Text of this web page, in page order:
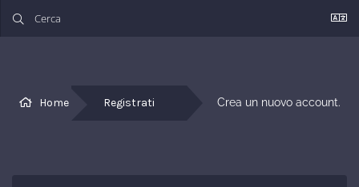
Home Registrati Crea un nuovo account.